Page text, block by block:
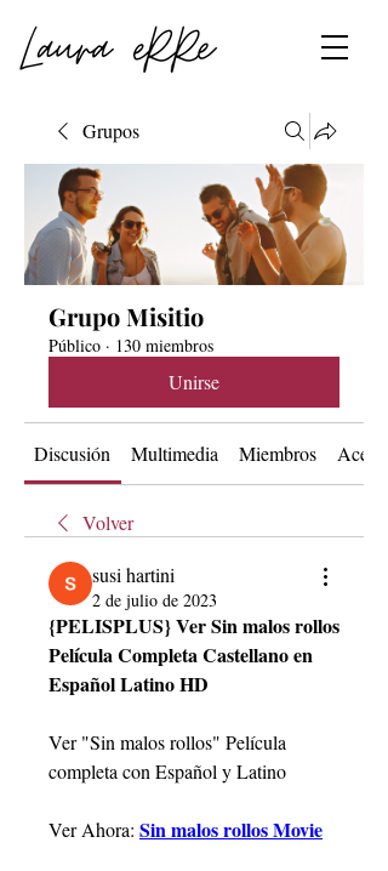
Grupos
Grupo Misitio
Público · 130 miembros
Unirse
Discusión Multimedia Miembros Acerca
Volver
susi hartini
2 de julio de 2023
{PELISPLUS} Ver Sin malos rollos
Película Completa Castellano en
Español Latino HD
Ver "Sin malos rollos" Película
completa con Español y Latino
Ver Ahora: Sin malos rollos Movie